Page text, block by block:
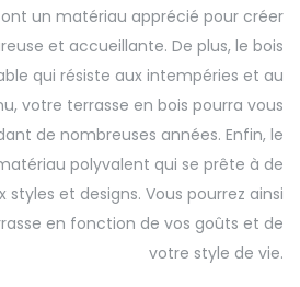
un matériau apprécié pour créer
et accueillante. De plus, le bois
qui résiste aux intempéries et au
votre terrasse en bois pourra vous
de nombreuses années. Enfin, le
polyvalent qui se prête à de
styles et designs. Vous pourrez ainsi
en fonction de vos goûts et de
votre style de vie.